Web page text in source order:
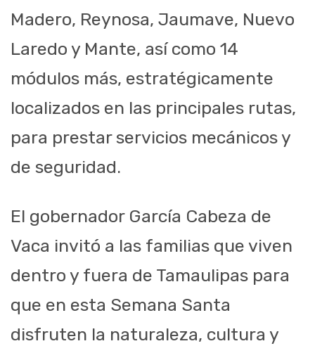
Madero, Reynosa, Jaumave, Nuevo
Laredo y Mante, así como 14
módulos más, estratégicamente
localizados en las principales rutas,
para prestar servicios mecánicos y
de seguridad.
El gobernador García Cabeza de
Vaca invitó a las familias que viven
dentro y fuera de Tamaulipas para
que en esta Semana Santa
disfruten la naturaleza, cultura y